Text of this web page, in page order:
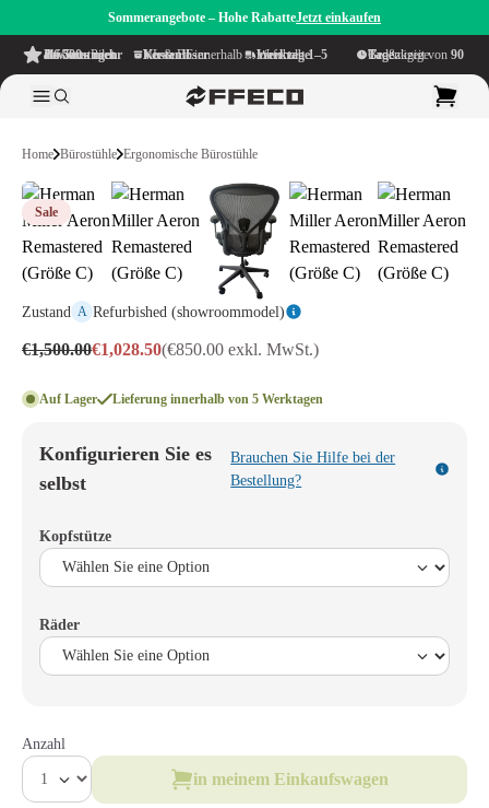
Sommerangebote – Hohe RabatteJetzt einkaufen
4.6/5
aus mehr als 500 Bewertungen
auf TrustPilot Kostenloser Versand
innerhalb NL & BE Lieferzeit innerhalb
1–5 Werktage Großzügige Bedenkzeit von
90 Tage
Home Bürostühle Ergonomische Bürostühle
Sale
Zustand A Refurbished (showroommodel)
€1,500.00€1,028.50(€850.00 exkl. MwSt.)
Auf Lager Lieferung innerhalb von 5 Werktagen
Konfigurieren Sie es
selbst
Brauchen Sie Hilfe bei der
Bestellung?
Kopfstütze
Räder
Anzahl
in meinem Einkaufswagen